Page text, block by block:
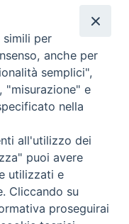
riservati - Vita
Torna
per
anche per
semplici",
"misurazione" e
nella
all'utilizzo dei
puoi avere
utilizzati e
Cliccando su
proseguirai